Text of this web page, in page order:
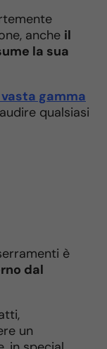
anche il
la sua
gamma
qualsiasi
è
dal
un